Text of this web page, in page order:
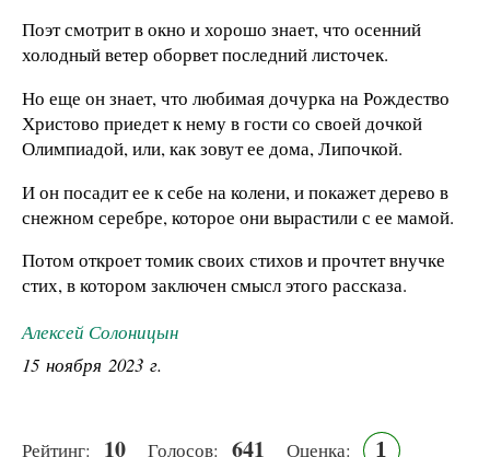
Поэт смотрит в окно и хорошо знает, что осенний
холодный ветер оборвет последний листочек.
Но еще он знает, что любимая дочурка на Рождество
Христово приедет к нему в гости со своей дочкой
Олимпиадой, или, как зовут ее дома, Липочкой.
И он посадит ее к себе на колени, и покажет дерево в
снежном серебре, которое они вырастили с ее мамой.
Потом откроет томик своих стихов и прочтет внучке
стих, в котором заключен смысл этого рассказа.
Алексей Солоницын
15 ноября 2023 г.
Рейтинг: 10 Голосов: 641 Оценка: 1